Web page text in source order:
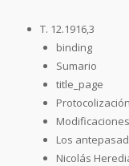
T. 12.1916,3
binding
Sumario
title_page
Los
Nicolás